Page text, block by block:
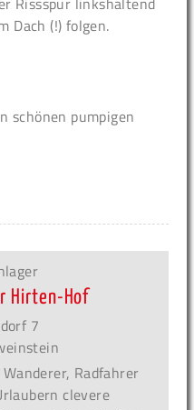
Dach (!) folgen.
schönen pumpigen
Hirten-Hof
7
Radfahrer
clevere